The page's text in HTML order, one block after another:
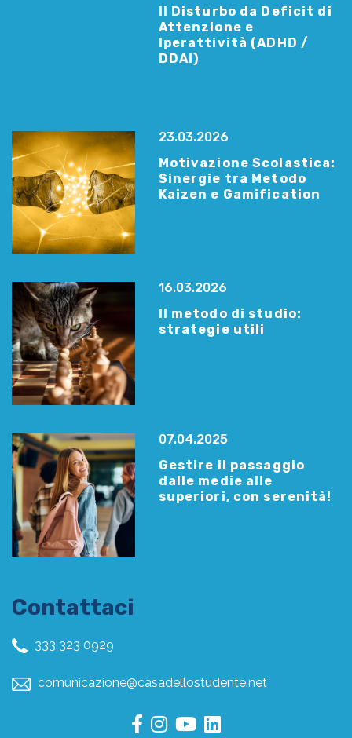
Il Disturbo da Deficit di
Attenzione e
Iperattività (ADHD /
DDAI)
23.03.2026
Motivazione Scolastica:
Sinergie tra Metodo
Kaizen e Gamification
16.03.2026
Il metodo di studio:
strategie utili
07.04.2025
Gestire il passaggio
dalle medie alle
superiori, con serenità!
Contattaci
333 323 0929
comunicazione@casadellostudente.net